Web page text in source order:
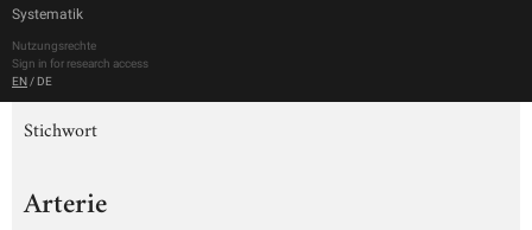
Systematik
Nutzungsrechte
Sign in for research access
EN / DE
Stichwort
Arterie